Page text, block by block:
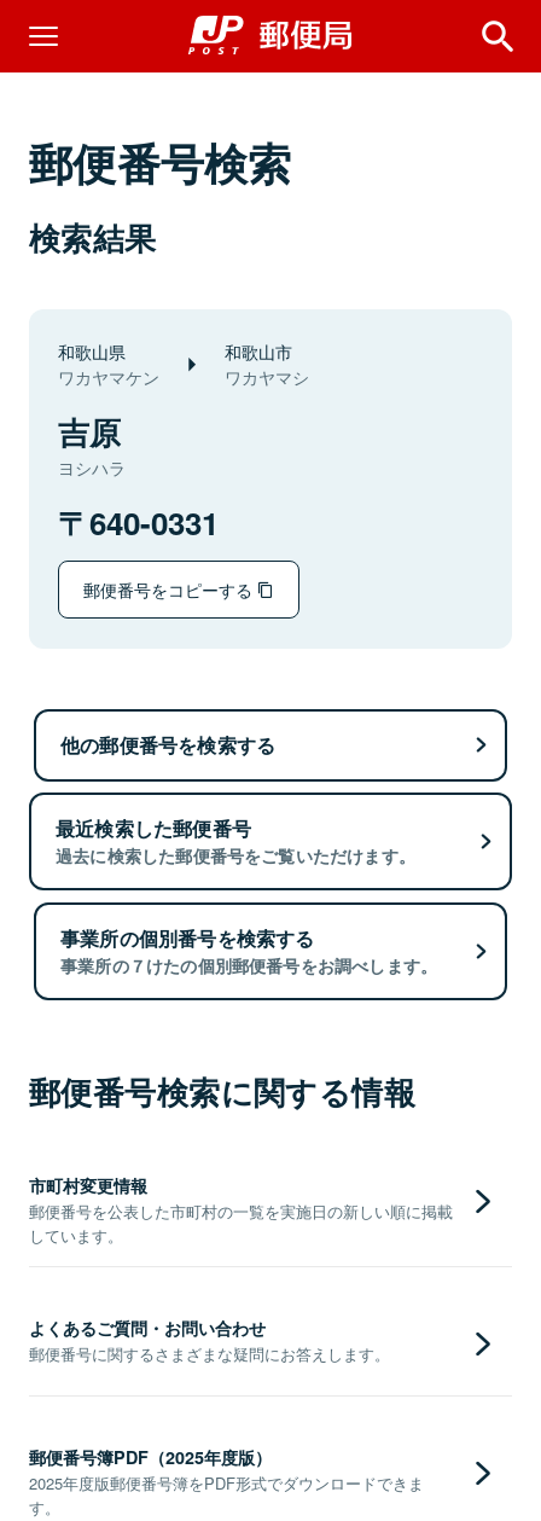
郵便番号検索
検索結果
和歌山県
ワカヤマケン
和歌山市
ワカヤマシ
吉原
ヨシハラ
640-0331
郵便番号をコピーする
他の郵便番号を検索する
最近検索した郵便番号
過去に検索した郵便番号をご覧いただけます。
事業所の個別番号を検索する
事業所の７けたの個別郵便番号をお調べします。
郵便番号検索に関する情報
市町村変更情報
郵便番号を公表した市町村の一覧を実施日の新しい順に掲載
しています。
よくあるご質問・お問い合わせ
郵便番号に関するさまざまな疑問にお答えします。
郵便番号簿PDF（2025年度版）
2025年度版郵便番号簿をPDF形式でダウンロードできま
す。